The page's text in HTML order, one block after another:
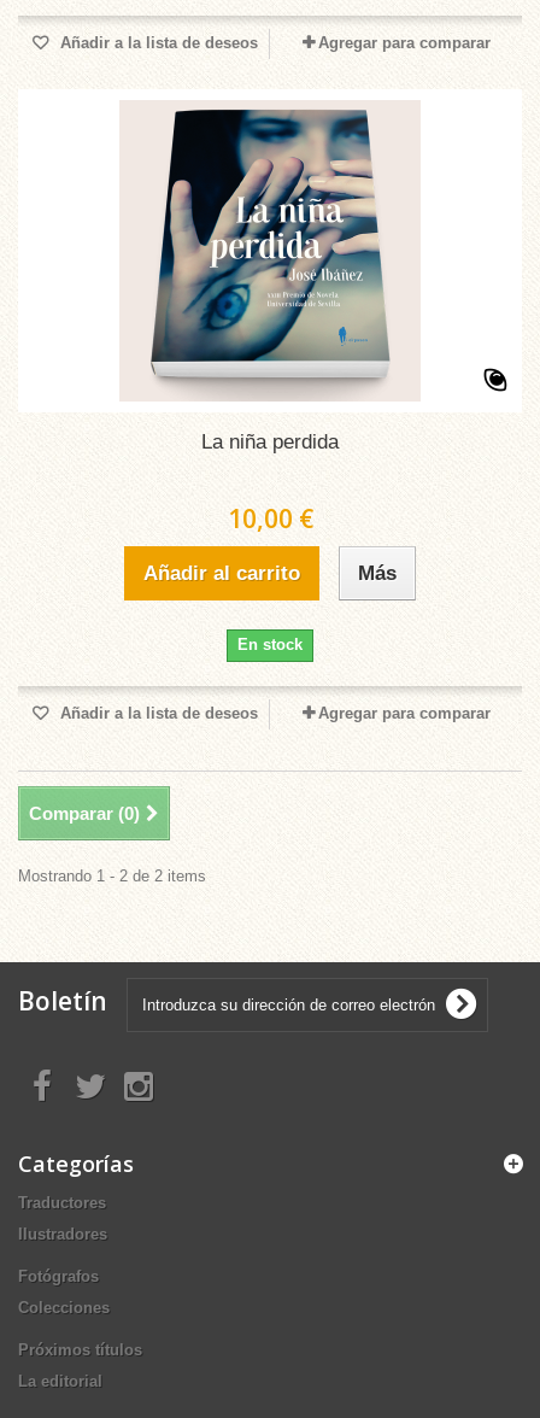
Añadir a la lista de deseos Agregar para comparar
La niña perdida
10,00 €
Añadir al carrito Más
En stock
Añadir a la lista de deseos Agregar para comparar
Comparar (0)
Mostrando 1 - 2 de 2 items
Boletín
Categorías
Traductores
Ilustradores
Fotógrafos
Colecciones
Próximos títulos
La editorial